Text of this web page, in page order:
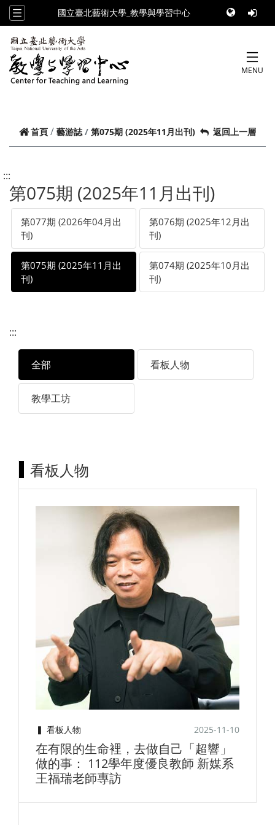
跳到頁面主要內容區國立臺北藝術大學_教學與學習中心
MENU
首頁 藝游誌 第075期 (2025年11月出刊) 返回上一層
:::
第075期 (2025年11月出刊)
第077期 (2026年04月出
刊)
第076期 (2025年12月出
刊)
第075期 (2025年11月出
刊)
第074期 (2025年10月出
刊)
:::
全部 看板人物
教學工坊
看板人物
▍ 看板人物 2025-11-10
在有限的生命裡，去做自己「超響」
做的事： 112學年度優良教師 新媒系
王福瑞老師專訪